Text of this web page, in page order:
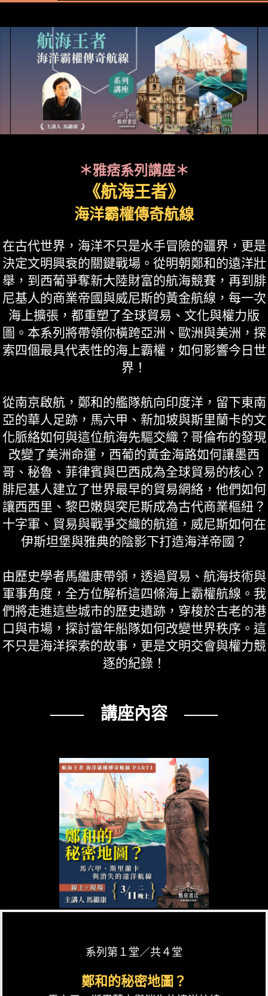
＊雅痞系列講座＊
《航海王者》
海洋霸權傳奇航線
在古代世界，海洋不只是水手冒險的疆界，更是
決定文明興衰的關鍵戰場。從明朝鄭和的遠洋壯
舉，到西葡爭奪新大陸財富的航海競賽，再到腓
尼基人的商業帝國與威尼斯的黃金航線，每一次
海上擴張，都重塑了全球貿易、文化與權力版
圖。本系列將帶領你橫跨亞洲、歐洲與美洲，探
索四個最具代表性的海上霸權，如何影響今日世
界！
從南京啟航，鄭和的艦隊航向印度洋，留下東南
亞的華人足跡，馬六甲、新加坡與斯里蘭卡的文
化脈絡如何與這位航海先驅交織？哥倫布的發現
改變了美洲命運，西葡的黃金海路如何讓墨西
哥、秘魯、菲律賓與巴西成為全球貿易的核心？
腓尼基人建立了世界最早的貿易網絡，他們如何
讓西西里、黎巴嫩與突尼斯成為古代商業樞紐？
十字軍、貿易與戰爭交織的航道，威尼斯如何在
伊斯坦堡與雅典的陰影下打造海洋帝國？
由歷史學者馬繼康帶領，透過貿易、航海技術與
軍事角度，全方位解析這四條海上霸權航線。我
們將走進這些城市的歷史遺跡，穿梭於古老的港
口與市場，探討當年船隊如何改變世界秩序。這
不只是海洋探索的故事，更是文明交會與權力競
逐的紀錄！
—— 講座內容 ——
系列第１堂／共４堂
鄭和的秘密地圖？